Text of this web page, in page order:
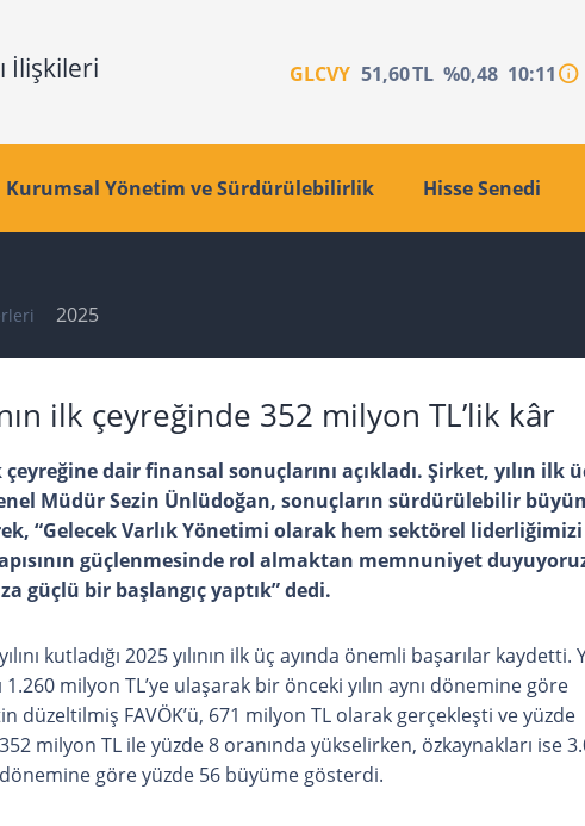
GLCVY 51,60TL %0,48 10:11info
Kurumsal Yönetim ve Sürdürülebilirlik Hisse Senedi
2025
ilk çeyreğinde 352 milyon TL’lik kâr
dair finansal sonuçlarını açıkladı. Şirket, yılın ilk
Müdür Sezin Ünlüdoğan, sonuçların sürdürülebilir
“Gelecek Varlık Yönetimi olarak hem sektörel liderliğimizi
güçlenmesinde rol almaktan memnuniyet
güçlü bir başlangıç yaptık” dedi.
kutladığı 2025 yılının ilk üç ayında önemli başarılar kaydetti.
milyon TL’ye ulaşarak bir önceki yılın aynı dönemine göre
düzeltilmiş FAVÖK’ü, 671 milyon TL olarak gerçekleşti ve yüzde
milyon TL ile yüzde 8 oranında yükselirken, özkaynakları ise
dönemine göre yüzde 56 büyüme gösterdi.